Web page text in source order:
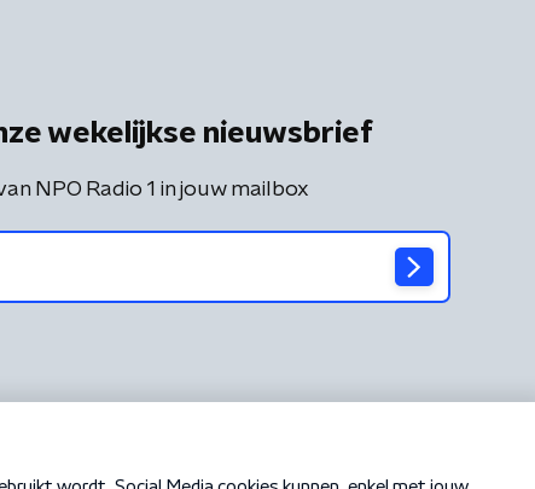
wekelijkse nieuwsbrief
NPO Radio 1 in jouw mailbox